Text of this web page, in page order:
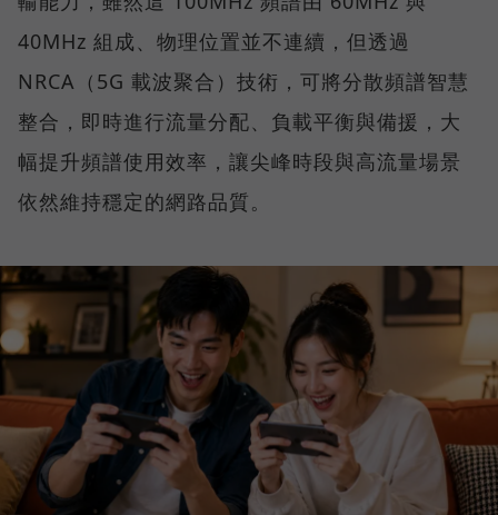
40MHz 組成、物理位置並不連續，但透過
NRCA（5G 載波聚合）技術，可將分散頻譜智慧
整合，即時進行流量分配、負載平衡與備援，大
幅提升頻譜使用效率，讓尖峰時段與高流量場景
依然維持穩定的網路品質。